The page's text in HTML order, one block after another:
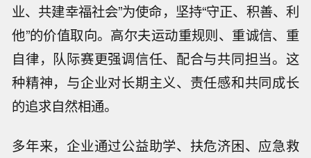
业、共建幸福社会”为使命，坚持“守正、积善、利
他”的价值取向。高尔夫运动重规则、重诚信、重
自律，队际赛更强调信任、配合与共同担当。这
种精神，与企业对长期主义、责任感和共同成长
的追求自然相通。
多年来，企业通过公益助学、扶危济困、应急救